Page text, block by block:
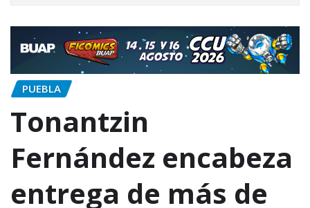
PUEBLA
Tonantzin
Fernández encabeza
entrega de más de